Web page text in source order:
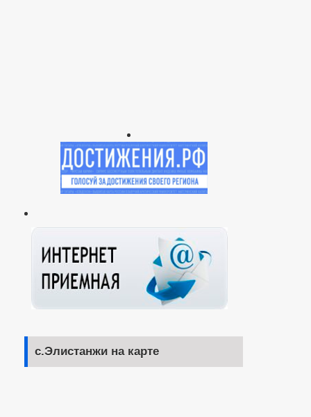
с.Элистанжи на карте